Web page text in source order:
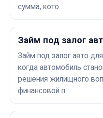
сумма, кото…
Займ под залог
Займ под залог авто
когда автомобиль
решения жилищного
финансовой п…